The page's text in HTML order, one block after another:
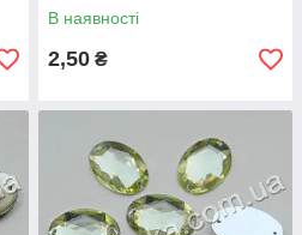
В наявності
2,50 ₴